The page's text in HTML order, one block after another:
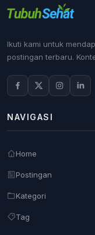
Ikuti kami untuk
postingan terbaru.
NAVIGASI
Home
Postingan
Kategori
Tag